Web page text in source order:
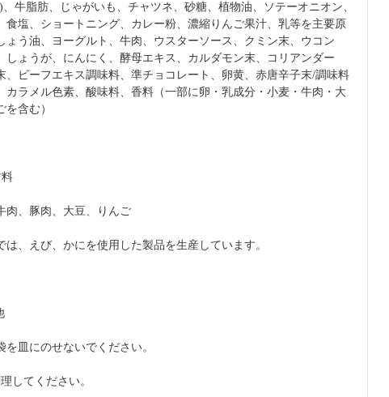
牛脂肪、じゃがいも、チャツネ、砂糖、植物油、ソテーオニオン、
食塩、ショートニング、カレー粉、濃縮りんご果汁、乳等を主要原
ょう油、ヨーグルト、牛肉、ウスターソース、クミン末、ウコン
しょうが、にんにく、酵母エキス、カルダモン末、コリアンダー
、ビーフエキス調味料、準チョコレート、卵黄、赤唐辛子末/調味料
カラメル色素、酸味料、香料（一部に卵・乳成分・小麦・牛肉・大
含む）
肉、豚肉、大豆、りんご
、えび、かにを使用した製品を生産しています。
を皿にのせないでください。
してください。